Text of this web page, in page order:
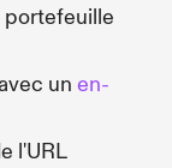
portefeuille
un en-
l'URL